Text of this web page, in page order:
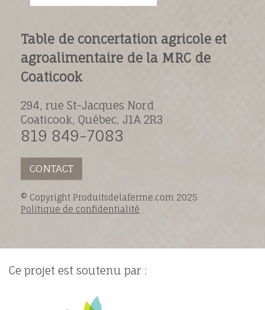
Table de concertation agricole et
agroalimentaire de la MRC de
Coaticook
294, rue St-Jacques Nord
Coaticook, Québec, J1A 2R3
819 849-7083
CONTACT
© Copyright Produitsdelaferme.com 2025
Politique de confidentialité
Ce projet est soutenu par :